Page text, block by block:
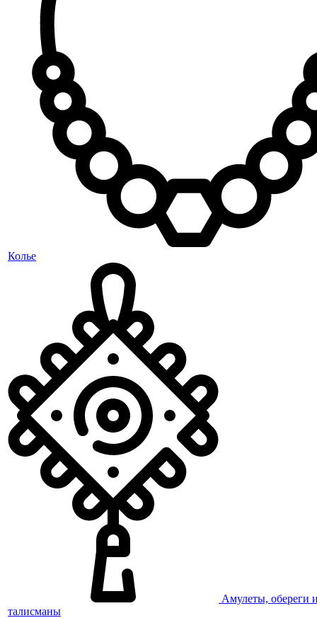
Колье
Амулеты, обереги
талисманы